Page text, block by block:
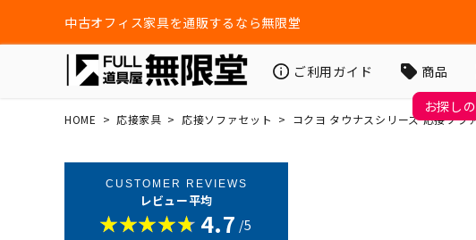
中古オフィス家具を通販するなら無限堂
ご利用ガイド 商品
お探し
HOME 応接家具 応接ソファセット コクヨ タウナスシリーズ 応接ソフ
CUSTOMER REVIEWS
レビュー平均
4.7 /5